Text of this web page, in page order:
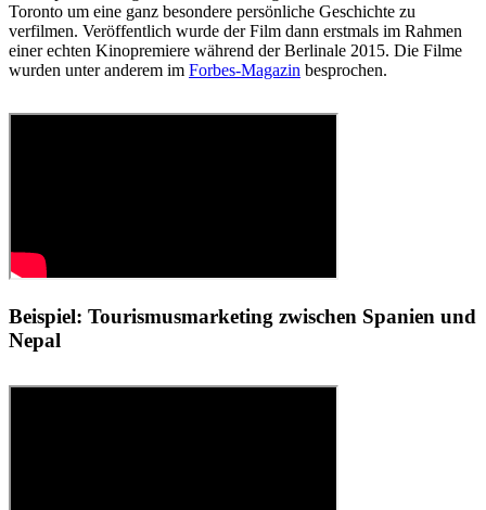
Toronto um eine ganz besondere persönliche Geschichte zu
verfilmen. Veröffentlich wurde der Film dann erstmals im Rahmen
einer echten Kinopremiere während der Berlinale 2015. Die Filme
wurden unter anderem im Forbes-Magazin besprochen.
Beispiel: Tourismusmarketing zwischen Spanien und
Nepal